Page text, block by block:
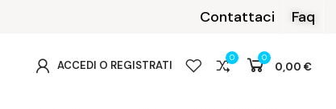
Contattaci Faq
ACCEDI O REGISTRATI
0 0
0,00 €